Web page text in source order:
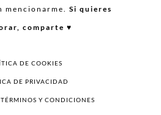
mencionarme. Si quieres
comparte ♥︎
DE COOKIES
DE PRIVACIDAD
Y CONDICIONES